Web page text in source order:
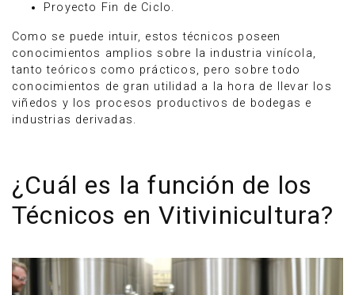
Proyecto Fin de Ciclo.
Como se puede intuir, estos técnicos poseen
conocimientos amplios sobre la industria vinícola,
tanto teóricos como prácticos, pero sobre todo
conocimientos de gran utilidad a la hora de llevar los
viñedos y los procesos productivos de bodegas e
industrias derivadas.
¿Cuál es la función de los
Técnicos en Vitivinicultura?